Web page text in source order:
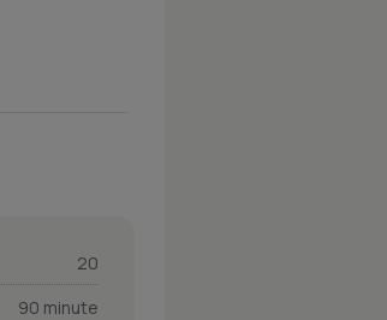
20
90 minute